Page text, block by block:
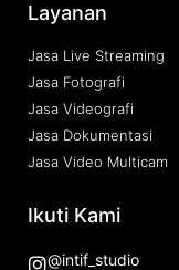
Layanan
Jasa Live Streaming
Jasa Fotografi
Jasa Videografi
Jasa Dokumentasi
Jasa Video Multicam
Ikuti Kami
@intif_studio